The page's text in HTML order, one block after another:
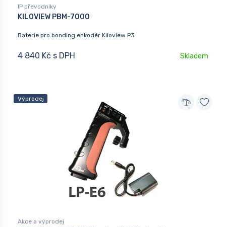
IP převodníky
KILOVIEW PBM-7000
Baterie pro bonding enkodér Kiloview P3
4 840 Kč s DPH Skladem
Výprodej
Akce a výprodej